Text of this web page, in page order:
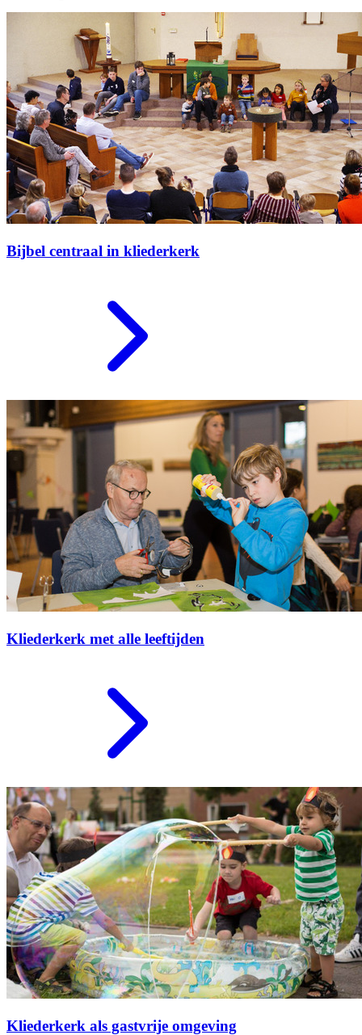
Bijbel centraal in kliederkerk
Kliederkerk met alle leeftijden
Kliederkerk als gastvrije omgeving